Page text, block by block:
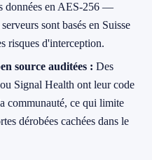
données en AES-256 —
sont basés en Suisse
risques d'interception.
source auditées : Des
Signal Health ont leur code
communauté, ce qui limite
dérobées cachées dans le